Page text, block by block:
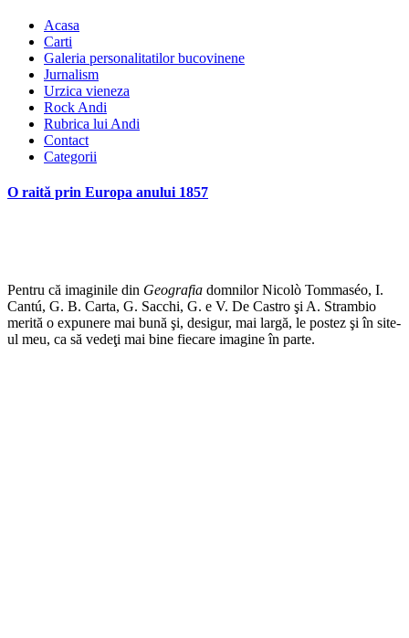
Acasa
Carti
Galeria personalitatilor bucovinene
Jurnalism
Urzica vieneza
Rock Andi
Rubrica lui Andi
Contact
Categorii
O raită prin Europa anului 1857
Pentru că imaginile din Geografia domnilor Nicolò Tommaséo, I.
Cantú, G. B. Carta, G. Sacchi, G. e V. De Castro şi A. Strambio
merită o expunere mai bună şi, desigur, mai largă, le postez şi în site-
ul meu, ca să vedeţi mai bine fiecare imagine în parte.